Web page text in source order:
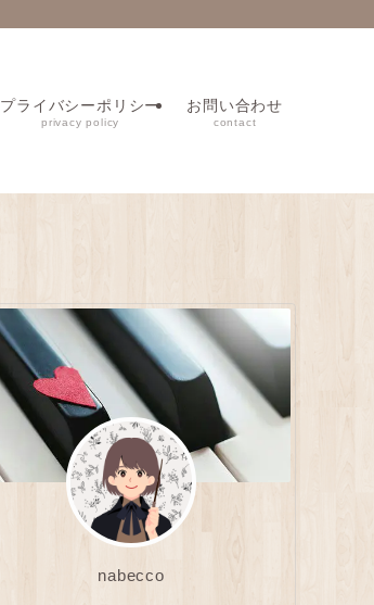
プライバシーポリシー
privacy policy
お問い合わせ
contact
nabecco